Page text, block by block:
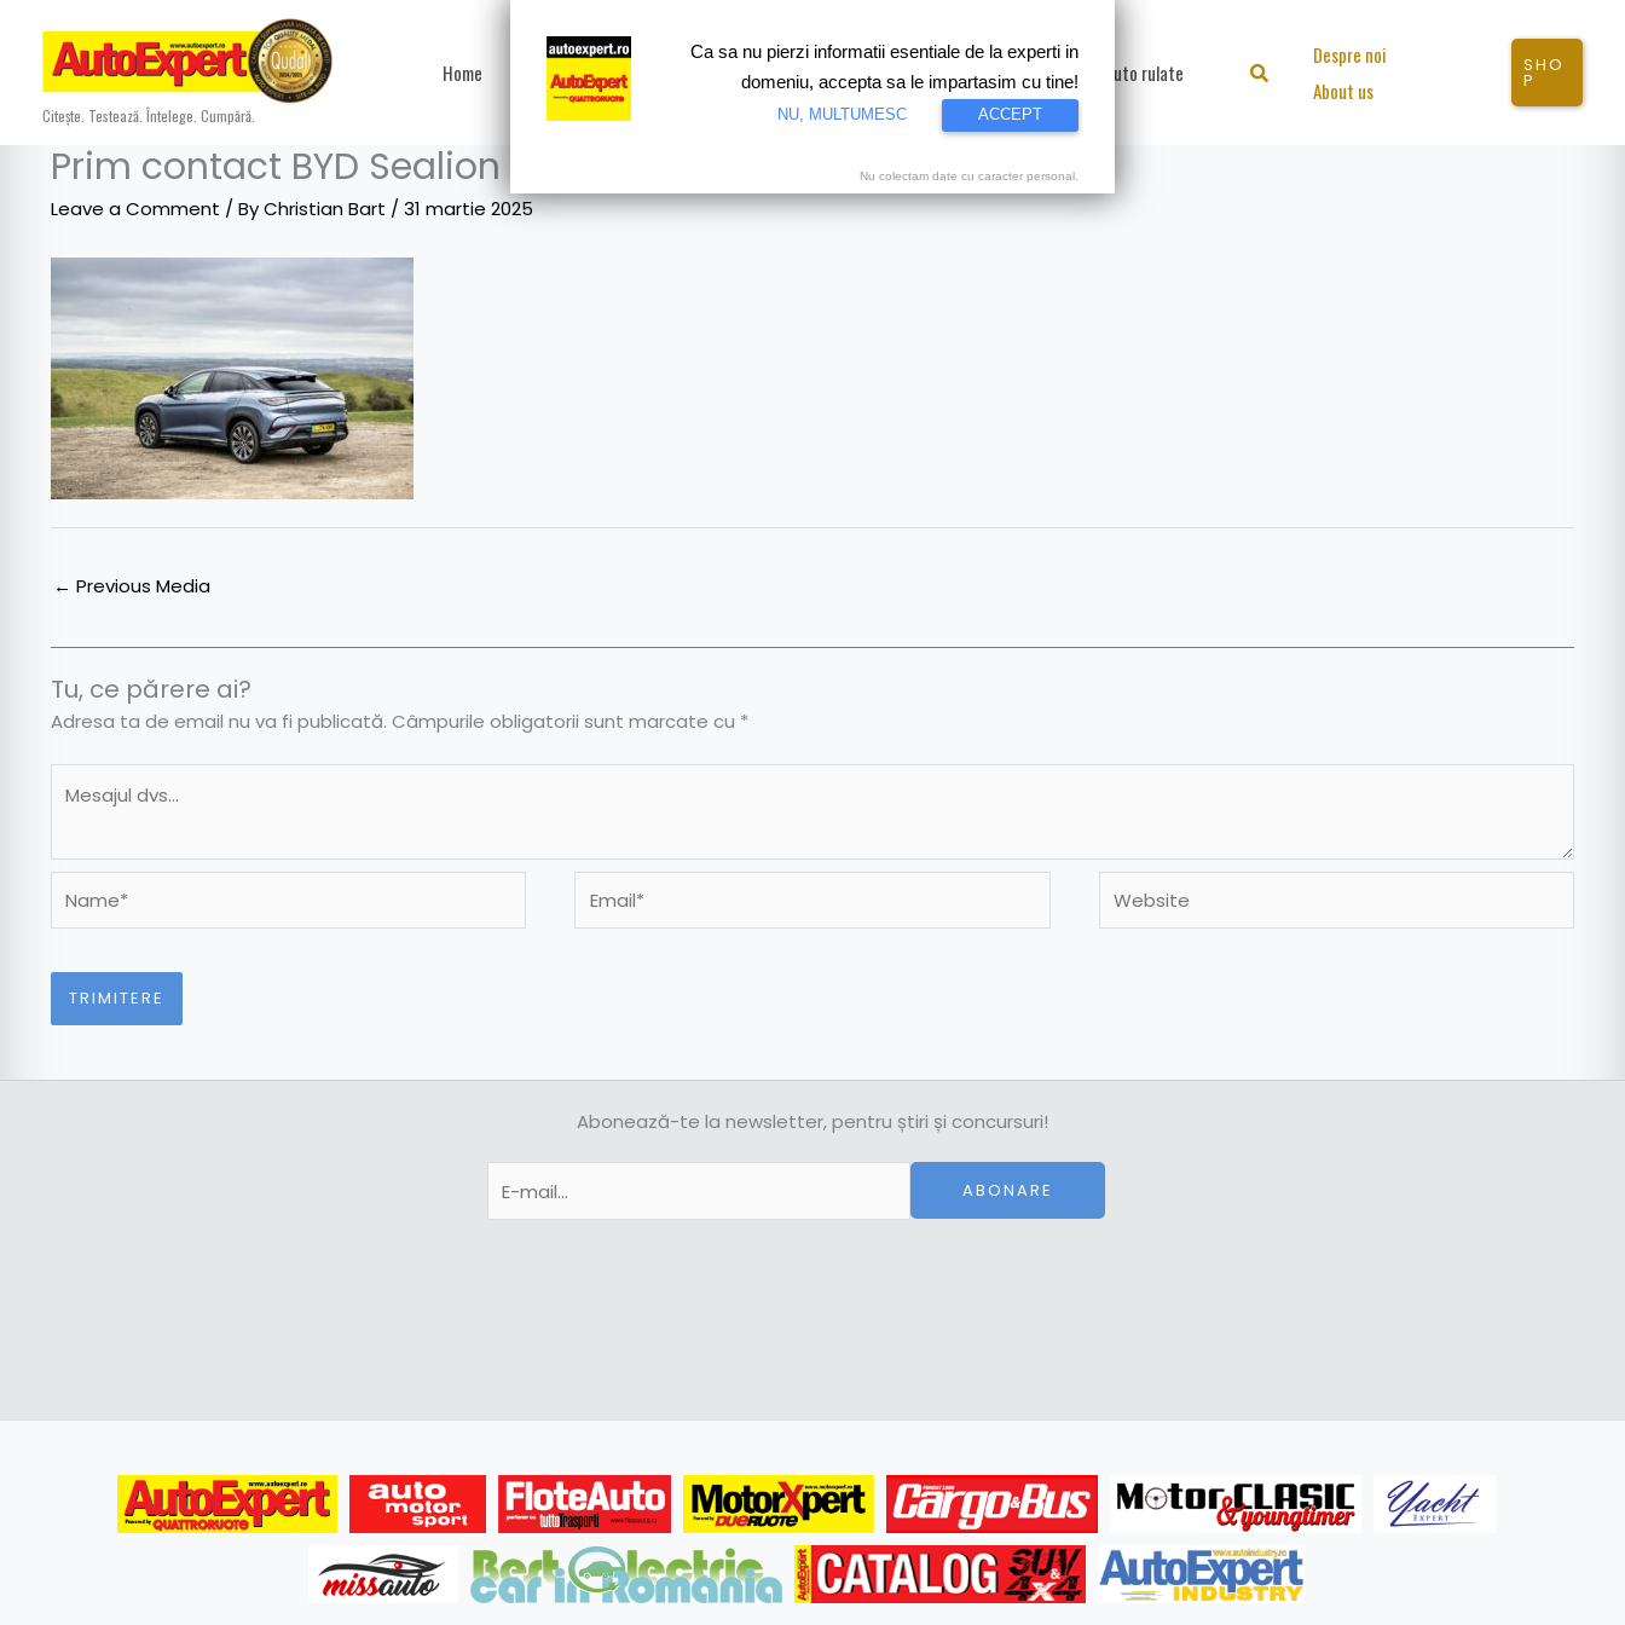
content
Citește. Testează. Întelege. Cumpără.
Home Test drive Motorsport Proiecte speciale Video Auto rulate Search
Despre noi
About us
SHO
P
Prim contact BYD Sealion 7 037
Leave a Comment / ByChristian Bart / 31 martie 2025
← Previous Media
Tu, ce părere ai?
Adresa ta de email nu va fi publicată. Câmpurile obligatorii sunt marcate cu *
Abonează-te la newsletter, pentru știri și concursuri!
ABONARE
Ca sa nu pierzi informatii esentiale de la experti in
domeniu, accepta sa le impartasim cu tine!
NU, MULTUMESC ACCEPT
Nu colectam date cu caracter personal.